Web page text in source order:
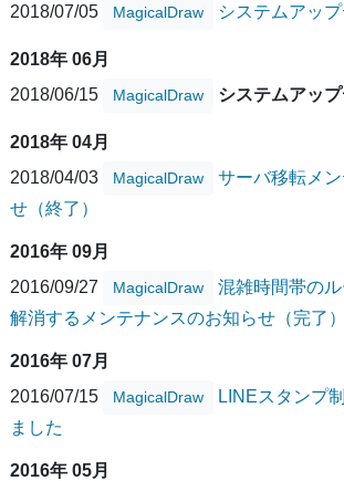
2018/07/05
MagicalDraw システムアッ
2018年 06月
2018/06/15
MagicalDraw システムアッ
2018年 04月
2018/04/03
MagicalDraw
サーバ移転メ
せ（終了）
2016年 09月
2016/09/27
MagicalDraw
混雑時間帯の
解消するメンテナンスのお知らせ（完了）
2016年 07月
2016/07/15
MagicalDraw
LINEスタンプ
ました
2016年 05月